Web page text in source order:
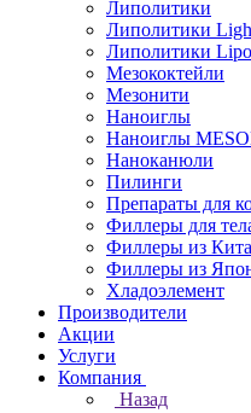
Липолитики
Липолитики
Липолитики
Мезококтейли
Мезонити
Наноиглы
Наноиглы
Наноканюли
Пилинги
Препараты для
Филлеры для
Филлеры из
Филлеры из
Хладоэлемент
Производители
Акции
Услуги
Компания
Назад